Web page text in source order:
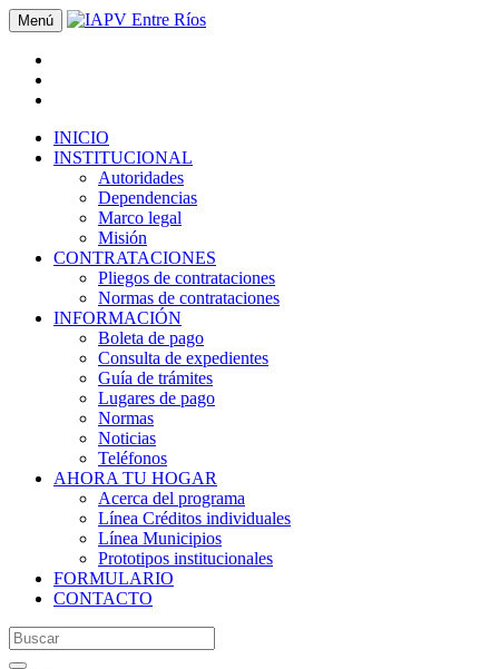
Menú
INICIO
INSTITUCIONAL
Autoridades
Dependencias
Marco legal
Misión
CONTRATACIONES
Pliegos de contrataciones
Normas de contrataciones
INFORMACIÓN
Boleta de pago
Consulta de expedientes
Guía de trámites
Lugares de pago
Normas
Noticias
Teléfonos
AHORA TU HOGAR
Acerca del programa
Línea Créditos individuales
Línea Municipios
Prototipos institucionales
FORMULARIO
CONTACTO